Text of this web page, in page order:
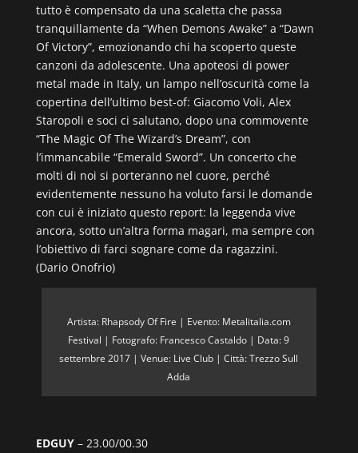
tutto è compensato da una scaletta che passa
tranquillamente da “When Demons Awake” a “Dawn
Of Victory”, emozionando chi ha scoperto queste
canzoni da adolescente. Una apoteosi di power
metal made in Italy, un lampo nell’oscurità come la
copertina dell’ultimo best-of: Giacomo Voli, Alex
Staropoli e soci ci salutano, dopo una commovente
“The Magic Of The Wizard’s Dream”, con
l’immancabile “Emerald Sword”. Un concerto che
molti di noi si porteranno nel cuore, perché
evidentemente nessuno ha voluto farsi le domande
con cui è iniziato questo report: la leggenda vive
ancora, sotto un’altra forma magari, ma sempre con
l’obiettivo di farci sognare come da ragazzini.
(Dario Onofrio)
Artista: Rhapsody Of Fire | Evento: Metalitalia.com
Festival | Fotografo: Francesco Castaldo | Data: 9
settembre 2017 | Venue: Live Club | Città: Trezzo Sull
Adda
EDGUY– 23.00/00.30